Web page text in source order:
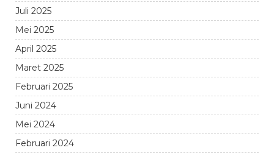
Juli 2025
Mei 2025
April 2025
Maret 2025
Februari 2025
Juni 2024
Mei 2024
Februari 2024